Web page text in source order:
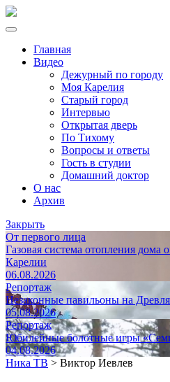
Главная
Видео
Дежурный по городу
Моя Карелия
Старый город
Интервью
Открытая дверь
По Тихому
Вопросы и ответы
Гость в студии
Домашний доктор
О нас
Архив
Закрыть
От первого лица
Газовая система отопления дома
Карелии
06.08.2026
Репортаж
Незаконные павильоны на
05.08.2026
Репортаж
Юбилейные болотные игры
04.08.2026
Ника ТВ > Виктор Иевлев